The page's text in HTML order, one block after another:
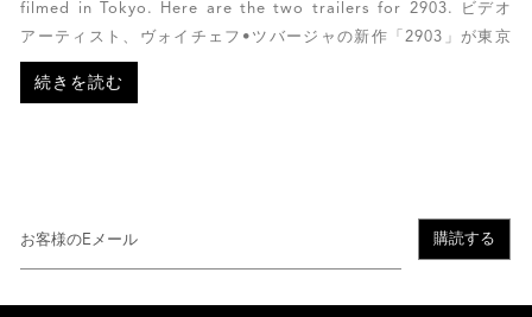
filmed in Tokyo. Here are the two trailers for 2903. ビデオ
アーティスト、ヴォイチェフ•ツバージャの新作「2903」が東京
で撮影されました。以下２つのビデオが予告編です。
続きを読む
購読する